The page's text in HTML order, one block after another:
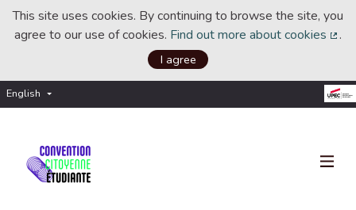
This site uses cookies. By continuing to browse the site, you
agree to our use of cookies. Find out more about cookies .
I agree
English Choisir la langue